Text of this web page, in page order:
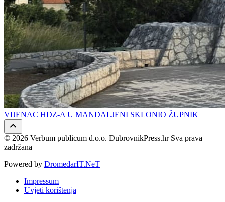
VIJENAC HDZ-A U MANDALJENI SKLONIO ŽUPNIK
© 2026 Verbum publicum d.o.o. DubrovnikPress.hr Sva prava
zadržana
Powered by DromedarIT.NeT
Impressum
Uvjeti korištenja